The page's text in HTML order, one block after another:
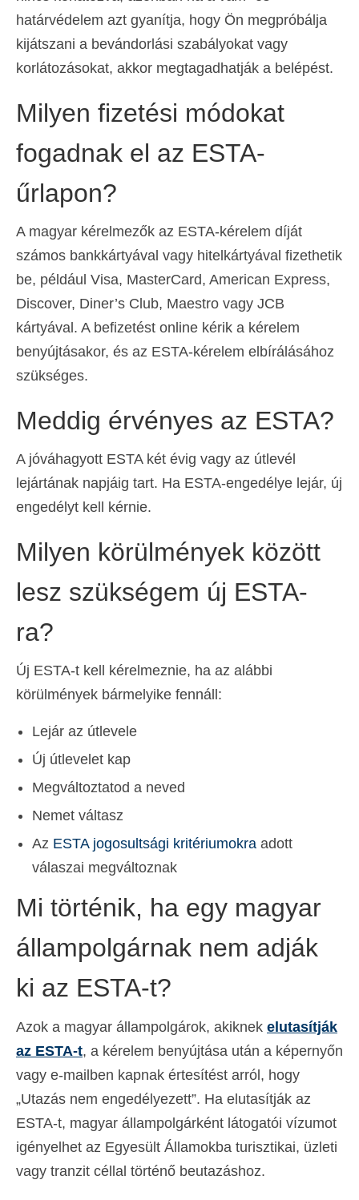
határvédelem azt gyanítja, hogy Ön megpróbálja
kijátszani a bevándorlási szabályokat vagy
korlátozásokat, akkor megtagadhatják a belépést.
Milyen fizetési módokat
fogadnak el az ESTA-
űrlapon?
A magyar kérelmezők az ESTA-kérelem díját
számos bankkártyával vagy hitelkártyával fizethetik
be, például Visa, MasterCard, American Express,
Discover, Diner’s Club, Maestro vagy JCB
kártyával. A befizetést online kérik a kérelem
benyújtásakor, és az ESTA-kérelem elbírálásához
szükséges.
Meddig érvényes az ESTA?
A jóváhagyott ESTA két évig vagy az útlevél
lejártának napjáig tart. Ha ESTA-engedélye lejár, új
engedélyt kell kérnie.
Milyen körülmények között
lesz szükségem új ESTA-
ra?
Új ESTA-t kell kérelmeznie, ha az alábbi
körülmények bármelyike fennáll:
Lejár az útlevele
Új útlevelet kap
Megváltoztatod a neved
Nemet váltasz
Az ESTA jogosultsági kritériumokra adott
válaszai megváltoznak
Mi történik, ha egy magyar
állampolgárnak nem adják
ki az ESTA-t?
Azok a magyar állampolgárok, akiknek elutasítják
az ESTA-t, a kérelem benyújtása után a képernyőn
vagy e-mailben kapnak értesítést arról, hogy
„Utazás nem engedélyezett”. Ha elutasítják az
ESTA-t, magyar állampolgárként látogatói vízumot
igényelhet az Egyesült Államokba turisztikai, üzleti
vagy tranzit céllal történő beutazáshoz.